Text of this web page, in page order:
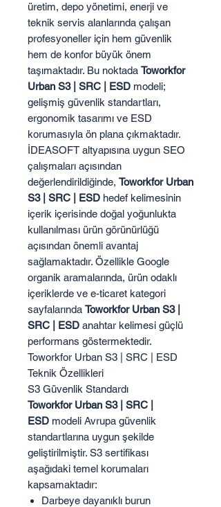
üretim, depo yönetimi, enerji ve
teknik servis alanlarında çalışan
profesyoneller için hem güvenlik
hem de konfor büyük önem
taşımaktadır. Bu noktada Toworkfor
Urban S3 | SRC | ESD modeli;
gelişmiş güvenlik standartları,
ergonomik tasarımı ve ESD
korumasıyla ön plana çıkmaktadır.
İDEASOFT altyapısına uygun SEO
çalışmaları açısından
değerlendirildiğinde, Toworkfor Urban
S3 | SRC | ESD hedef kelimesinin
içerik içerisinde doğal yoğunlukta
kullanılması ürün görünürlüğü
açısından önemli avantaj
sağlamaktadır. Özellikle Google
organik aramalarında, ürün odaklı
içeriklerde ve e-ticaret kategori
sayfalarında Toworkfor Urban S3 |
SRC | ESD anahtar kelimesi güçlü
performans göstermektedir.
Toworkfor Urban S3 | SRC | ESD
Teknik Özellikleri
S3 Güvenlik Standardı
Toworkfor Urban S3 | SRC |
ESD modeli Avrupa güvenlik
standartlarına uygun şekilde
geliştirilmiştir. S3 sertifikası
aşağıdaki temel korumaları
kapsamaktadır:
Darbeye dayanıklı burun